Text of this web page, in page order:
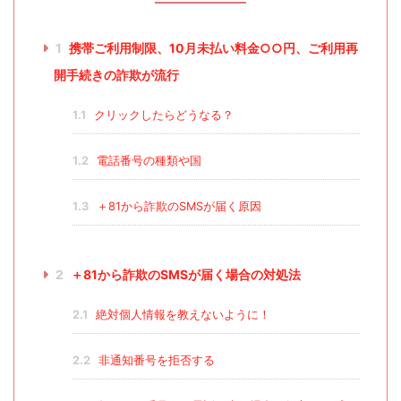
1 携帯ご利用制限、10月未払い料金○○円、ご利用再
開手続きの詐欺が流行
1.1 クリックしたらどうなる？
1.2 電話番号の種類や国
1.3 ＋81から詐欺のSMSが届く原因
2 ＋81から詐欺のSMSが届く場合の対処法
2.1 絶対個人情報を教えないように！
2.2 非通知番号を拒否する